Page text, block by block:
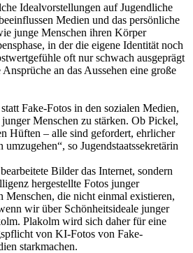
Idealvorstellungen auf Jugendliche
Medien und das persönliche
junge Menschen ihren Körper
in der die eigene Identität noch
oft nur schwach ausgeprägt
an das Aussehen eine große
Fake-Fotos in den sozialen Medien,
Menschen zu stärken. Ob Pickel,
Hüften – alle sind gefordert, ehrlicher
so Jugendstaatssekretärin
Bilder das Internet, sondern
hergestellte Fotos junger
die nicht einmal existieren,
wir über Schönheitsideale junger
Plakolm wird sich daher für eine
von KI-Fotos von Fake-
starkmachen.